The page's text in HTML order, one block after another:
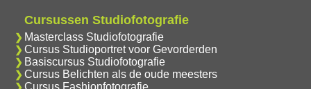
Cursussen Studiofotografie
Masterclass Studiofotografie
Cursus Studioportret voor Gevorderden
Basiscursus Studiofotografie
Cursus Belichten als de oude meesters